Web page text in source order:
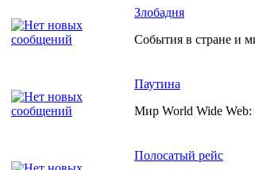
Злобадня
События в стране и
Паутина
Мир World Wide Web:
Полосатый рейс